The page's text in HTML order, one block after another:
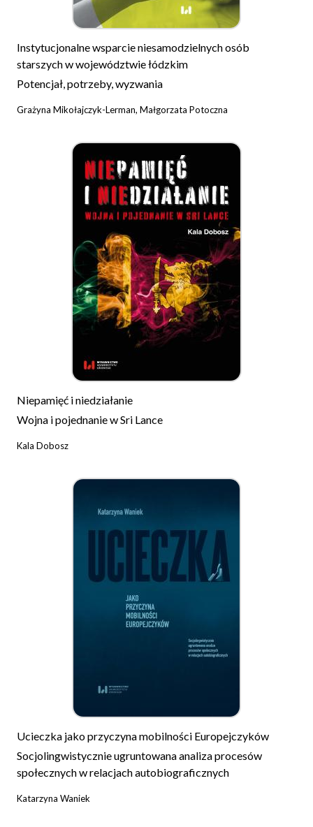
Instytucjonalne wsparcie niesamodzielnych osób
starszych w województwie łódzkim
Potencjał, potrzeby, wyzwania
Grażyna Mikołajczyk-Lerman, Małgorzata Potoczna
Niepamięć i niedziałanie
Wojna i pojednanie w Sri Lance
Kala Dobosz
Ucieczka jako przyczyna mobilności Europejczyków
Socjolingwistycznie ugruntowana analiza procesów
społecznych w relacjach autobiograficznych
Katarzyna Waniek